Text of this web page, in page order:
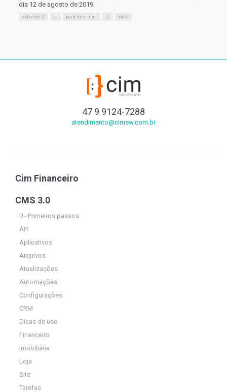
dia 12 de agosto de 2019.
extenso ; { } - para informar ; { valor
47 9 9124-7288
atendimento@cimsw.com.br
Cim Financeiro
CMS 3.0
0 - Primeiros passos
API
Aplicativos
Arquivos
Atualizações
Automações
Configurações
CRM
Dicas de uso
Financeiro
Imobiliária
Loja
Site
Tarefas